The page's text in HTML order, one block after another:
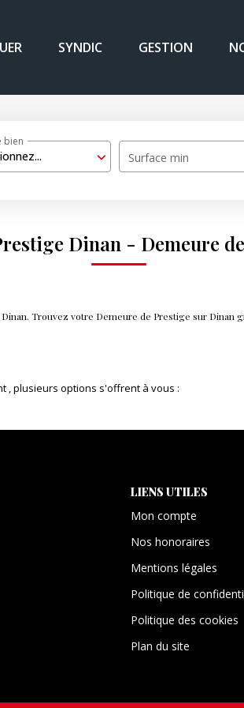
SYNDIC GESTION
bien
Surface min
Dinan - Demeure
Trouvez votre Demeure de Prestige sur Dinan
, plusieurs options s'offrent à vous :
LIENS UTILES
Mon compte
Nos honoraires
Mentions légales
Politique de
Politique des cookies
Plan du site